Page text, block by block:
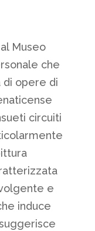
Museo
che
di opere di
circuiti
e
induce